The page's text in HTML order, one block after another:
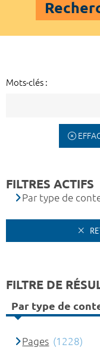
Mots-clés :
FILTRES ACTIFS
Par type de
FILTRE DE
Par type de
Pages (1228)